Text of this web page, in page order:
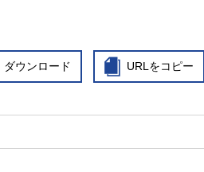
ダウンロード URLをコピー